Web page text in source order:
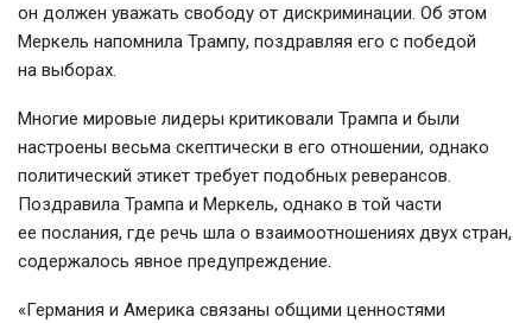
он должен уважать свободу от дискриминации. Об этом
Меркель напомнила Трампу, поздравляя его с победой
на выборах.
Многие мировые лидеры критиковали Трампа и были
настроены весьма скептически в его отношении, однако
политический этикет требует подобных реверансов.
Поздравила Трампа и Меркель, однако в той части
ее послания, где речь шла о взаимоотношениях двух стран,
содержалось явное предупреждение.
«Германия и Америка связаны общими ценностями